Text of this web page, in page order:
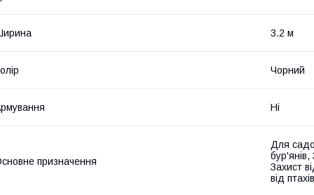
3.2 м
Чорний
Ні
призначення
Для
бур'янів,
Захист
від птахів